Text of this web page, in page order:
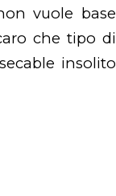
vuole base
che tipo di
insolito